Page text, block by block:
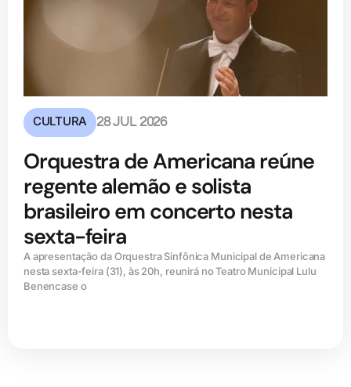
CULTURA 28 JUL 2026
Orquestra de Americana reúne
regente alemão e solista
brasileiro em concerto nesta
sexta-feira
A apresentação da Orquestra Sinfônica Municipal de Americana
nesta sexta-feira (31), às 20h, reunirá no Teatro Municipal Lulu
Benencase o